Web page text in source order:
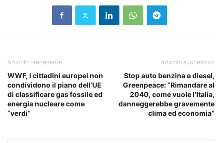
Articolo precedente
WWF, i cittadini europei non
condividono il piano dell’UE
di classificare gas fossile ed
energia nucleare come
“verdi”
Articolo successivo
Stop auto benzina e diesel,
Greenpeace: “Rimandare al
2040, come vuole l’Italia,
danneggerebbe gravemente
clima ed economia”